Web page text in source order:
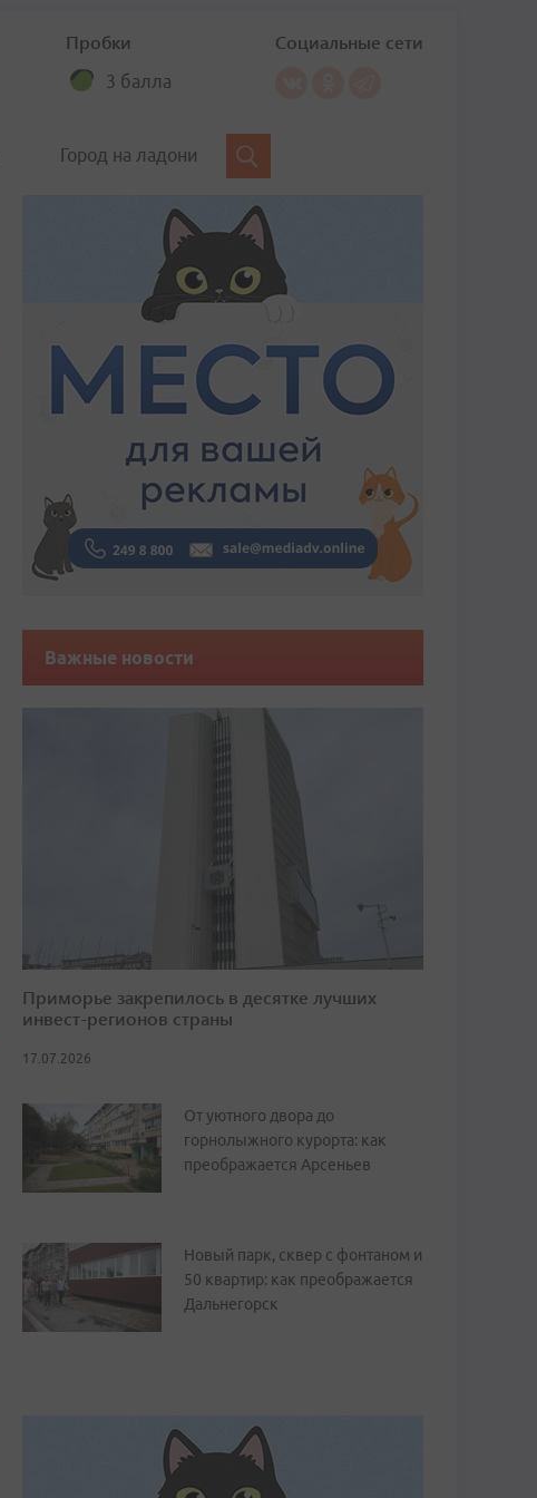
Пробки
3 балла
Социальные сети
Город на ладони
Важные новости
Приморье закрепилось в десятке лучших
инвест-регионов страны
17.07.2026
От уютного двора до
горнолыжного курорта: как
преображается Арсеньев
Новый парк, сквер с фонтаном и
50 квартир: как преображается
Дальнегорск